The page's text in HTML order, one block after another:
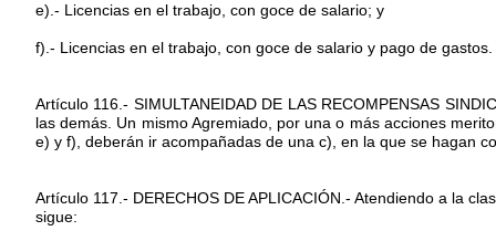
e).- Licencias en el trabajo, con goce de salario; y
f).- Licencias en el trabajo, con goce de salario y pago de gastos.
Artículo 116.- SIMULTANEIDAD DE LAS RECOMPENSAS
las demás. Un mismo Agremiado, por una o más acciones
e) y f), deberán ir acompañadas de una c), en la que se hagan
Artículo 117.- DERECHOS DE APLICACIÓN.- Atendiendo a la
sigue: